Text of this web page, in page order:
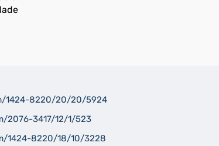
1424-8220/20/20/5924
2076-3417/12/1/523
1424-8220/18/10/3228